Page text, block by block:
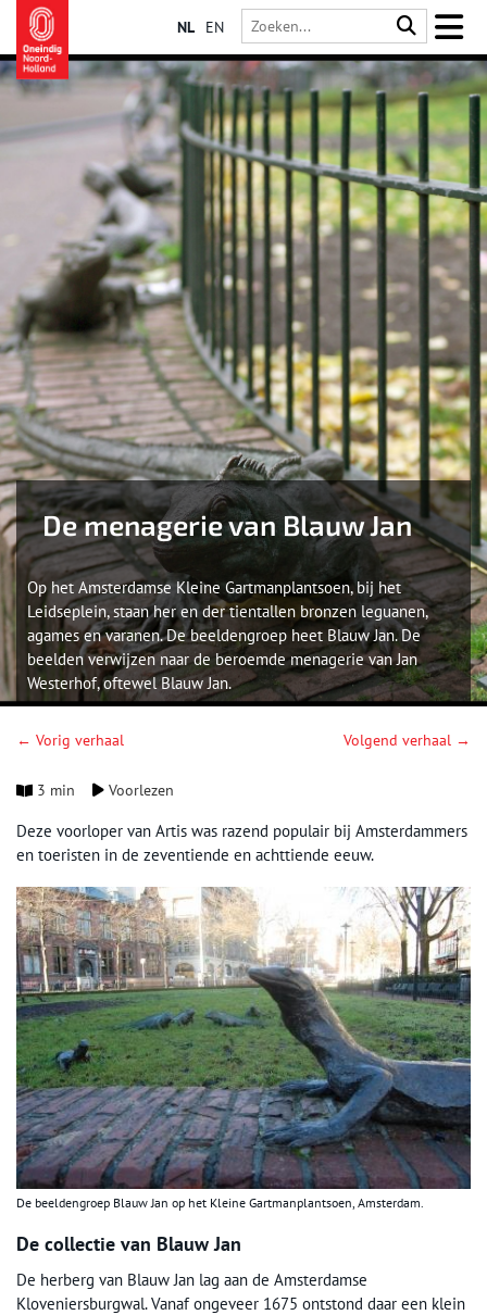
NL EN
De menagerie van Blauw Jan
Op het Amsterdamse Kleine Gartmanplantsoen, bij het
Leidseplein, staan her en der tientallen bronzen leguanen,
agames en varanen. De beeldengroep heet Blauw Jan. De
beelden verwijzen naar de beroemde menagerie van Jan
Westerhof, oftewel Blauw Jan.
← Vorig verhaal Volgend verhaal →
3 min Voorlezen
Deze voorloper van Artis was razend populair bij Amsterdammers
en toeristen in de zeventiende en achttiende eeuw.
De beeldengroep Blauw Jan op het Kleine Gartmanplantsoen, Amsterdam.
De collectie van Blauw Jan
De herberg van Blauw Jan lag aan de Amsterdamse
Kloveniersburgwal. Vanaf ongeveer 1675 ontstond daar een klein